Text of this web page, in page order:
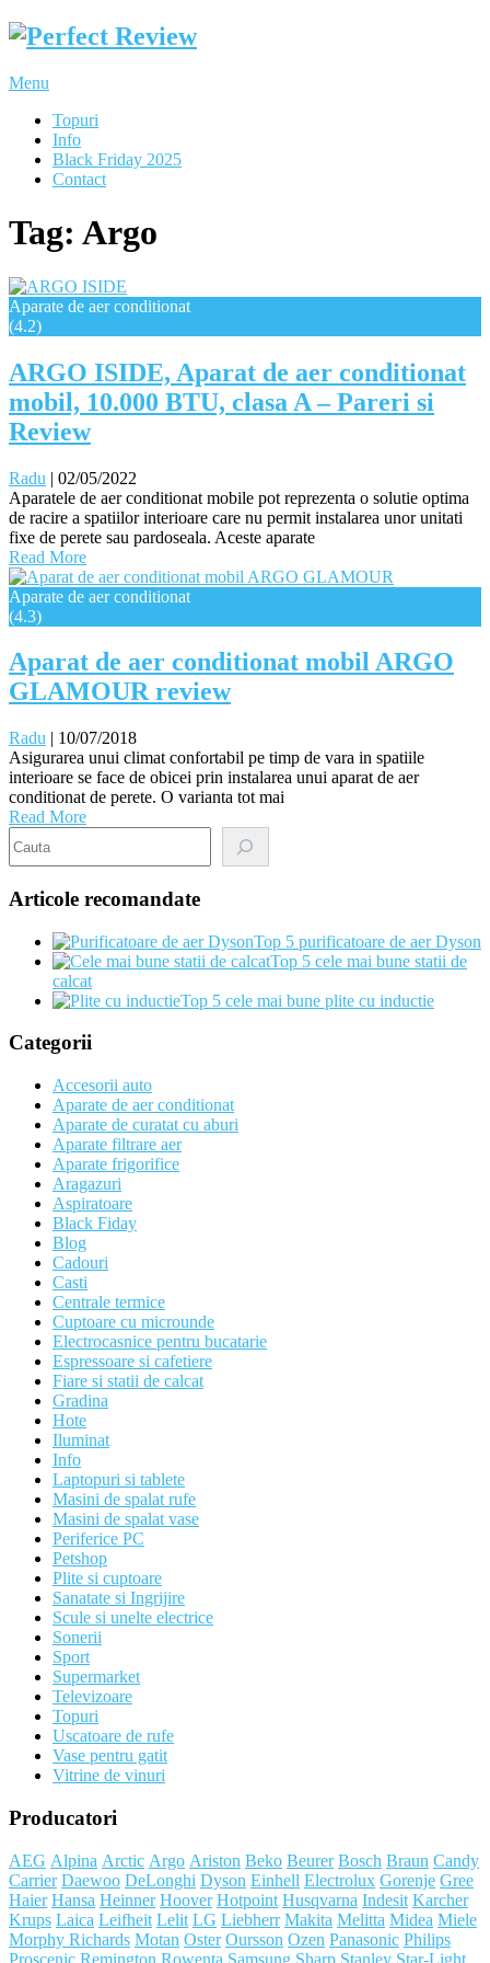
Menu
Topuri
Info
Black Friday 2025
Contact
Tag: Argo
Aparate de aer conditionat
(4.2)
ARGO ISIDE, Aparat de aer conditionat
mobil, 10.000 BTU, clasa A – Pareri si
Review
Radu | 02/05/2022
Aparatele de aer conditionat mobile pot reprezenta o solutie optima
de racire a spatiilor interioare care nu permit instalarea unor unitati
fixe de perete sau pardoseala. Aceste aparate
Read More
Aparate de aer conditionat
(4.3)
Aparat de aer conditionat mobil ARGO
GLAMOUR review
Radu | 10/07/2018
Asigurarea unui climat confortabil pe timp de vara in spatiile
interioare se face de obicei prin instalarea unui aparat de aer
conditionat de perete. O varianta tot mai
Read More
Articole recomandate
Top 5 purificatoare de aer Dyson
Top 5 cele mai bune statii de
calcat
Top 5 cele mai bune plite cu inductie
Categorii
Accesorii auto
Aparate de aer conditionat
Aparate de curatat cu aburi
Aparate filtrare aer
Aparate frigorifice
Aragazuri
Aspiratoare
Black Fiday
Blog
Cadouri
Casti
Centrale termice
Cuptoare cu microunde
Electrocasnice pentru bucatarie
Espressoare si cafetiere
Fiare si statii de calcat
Gradina
Hote
Iluminat
Info
Laptopuri si tablete
Masini de spalat rufe
Masini de spalat vase
Periferice PC
Petshop
Plite si cuptoare
Sanatate si Ingrijire
Scule si unelte electrice
Sonerii
Sport
Supermarket
Televizoare
Topuri
Uscatoare de rufe
Vase pentru gatit
Vitrine de vinuri
Producatori
AEG Alpina Arctic Argo Ariston Beko Beurer Bosch Braun Candy
Carrier Daewoo DeLonghi Dyson Einhell Electrolux Gorenje Gree
Haier Hansa Heinner Hoover Hotpoint Husqvarna Indesit Karcher
Krups Laica Leifheit Lelit LG Liebherr Makita Melitta Midea Miele
Morphy Richards Motan Oster Oursson Ozen Panasonic Philips
Proscenic Remington Rowenta Samsung Sharp Stanley Star-Light